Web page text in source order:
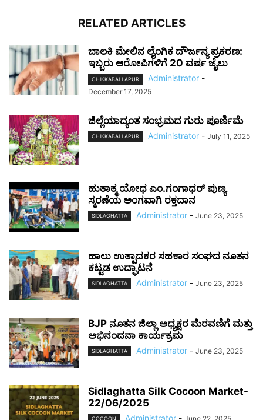
RELATED ARTICLES
ಬಾಲಕಿ ಮೇಲಿನ ಲೈಂಗಿಕ ದೌರ್ಜನ್ಯ ಪ್ರಕರಣ:
ಇಬ್ಬರು ಆರೋಪಿಗಳಿಗೆ 20 ವರ್ಷ ಜೈಲು
CHIKKABALLAPUR Administrator -
December 17, 2025
ಜಿಲ್ಲೆಯಾದ್ಯಂತ ಸಂಭ್ರಮದ ಗುರು ಪೂರ್ಣಿಮೆ
CHIKKABALLAPUR Administrator - July 11, 2025
ಹುತಾತ್ಮ ಯೋಧ ಎಂ.ಗಂಗಾಧರ್ ಪುಣ್ಯ
ಸ್ಮರಣೆಯ ಅಂಗವಾಗಿ ರಕ್ತದಾನ
SIDLAGHATTA Administrator - June 23, 2025
ಹಾಲು ಉತ್ಪಾದಕರ ಸಹಕಾರ ಸಂಘದ ನೂತನ
ಕಟ್ಟಡ ಉದ್ಘಾಟನೆ
SIDLAGHATTA Administrator - June 23, 2025
BJP ನೂತನ ಜಿಲ್ಲಾ ಅಧ್ಯಕ್ಷರ ಮೆರವಣಿಗೆ ಮತ್ತು
ಅಭಿನಂದನಾ ಕಾರ್ಯಕ್ರಮ
SIDLAGHATTA Administrator - June 23, 2025
Sidlaghatta Silk Cocoon Market-
22/06/2025
COCOON Administrator - June 22, 2025